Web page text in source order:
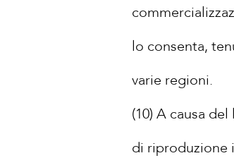
lo consenta,
varie regioni.
(10) A causa
di riproduzione